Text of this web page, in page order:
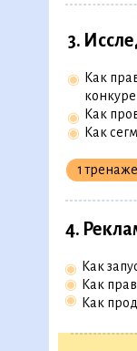
1
◉
◉
◉
4.
Как
Как
Как
◉
◉
◉
3.
Как
Как
Как
1.
Как
Как
Как
Как
◉
◉
◉
1 шаблон